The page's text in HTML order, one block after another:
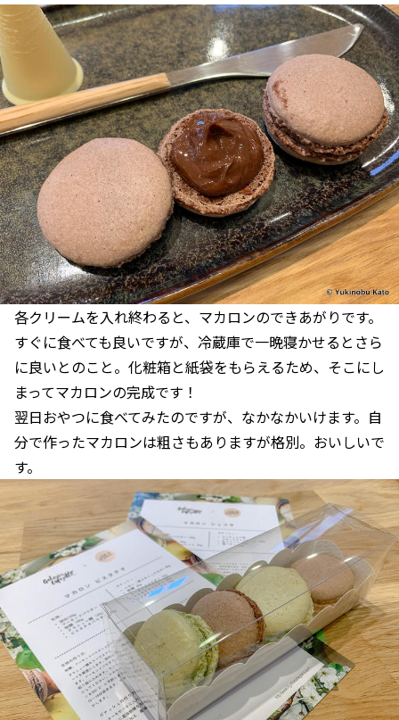
各クリームを入れ終わると、マカロンのできあがりです。
すぐに食べても良いですが、冷蔵庫で一晩寝かせるとさら
に良いとのこと。化粧箱と紙袋をもらえるため、そこにし
まってマカロンの完成です！
翌日おやつに食べてみたのですが、なかなかいけます。自
分で作ったマカロンは粗さもありますが格別。おいしいで
す。